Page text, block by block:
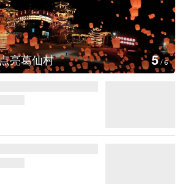
图集
上海：七彩稻田画迎最佳观赏
6/6